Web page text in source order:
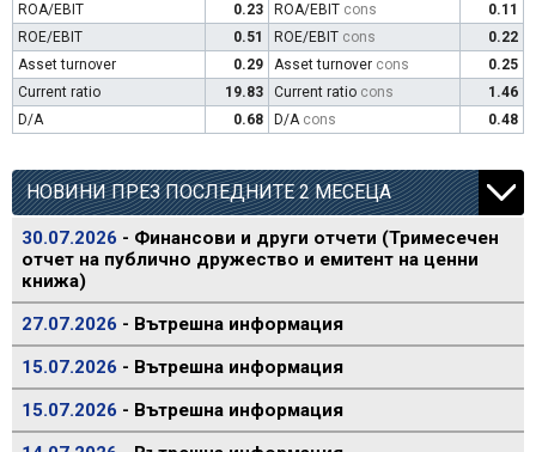
ROA/EBIT
0.23 ROA/EBIT cons
0.11
ROE/EBIT
0.51 ROE/EBIT cons
0.22
Asset turnover
0.29 Asset turnover cons
0.25
Current ratio
19.83 Current ratio cons
1.46
D/A
0.68 D/A cons 0.48
НОВИНИ ПРЕЗ ПОСЛЕДНИТЕ 2 МЕСЕЦА
30.07.2026 - Финансови и други отчети (Тримесечен
отчет на публично дружество и емитент на ценни
книжа)
27.07.2026 - Вътрешна информация
15.07.2026 - Вътрешна информация
15.07.2026 - Вътрешна информация